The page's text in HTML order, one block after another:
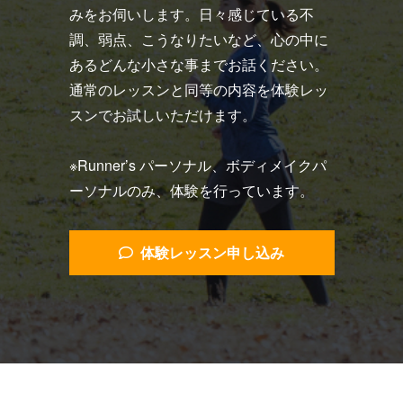
みをお伺いします。日々感じている不
調、弱点、こうなりたいなど、心の中に
あるどんな小さな事までお話ください。
通常のレッスンと同等の内容を体験レッ
スンでお試しいただけます。
※Runner’s パーソナル、ボディメイクパ
ーソナルのみ、体験を行っています。
体験レッスン申し込み